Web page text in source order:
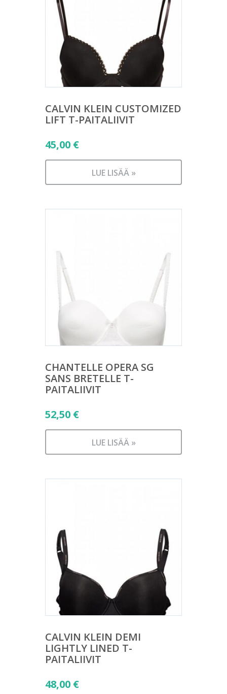
CALVIN KLEIN CUSTOMIZED
LIFT T-PAITALIIVIT
45,00 €
LUE LISÄÄ »
CHANTELLE OPERA SG
SANS BRETELLE T-
PAITALIIVIT
52,50 €
LUE LISÄÄ »
CALVIN KLEIN DEMI
LIGHTLY LINED T-
PAITALIIVIT
48,00 €